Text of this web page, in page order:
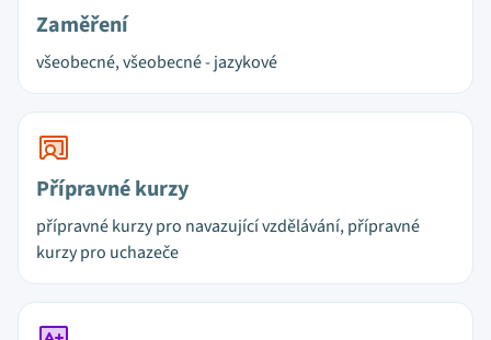
Zaměření
všeobecné, všeobecné - jazykové
Přípravné kurzy
přípravné kurzy pro navazující vzdělávání, přípravné
kurzy pro uchazeče